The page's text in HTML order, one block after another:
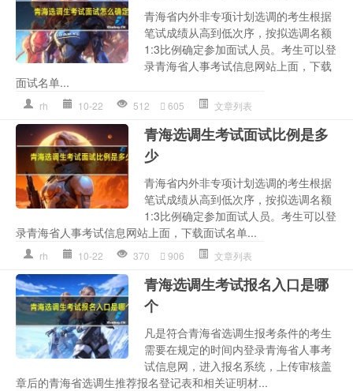
青海省内外非专项计划选调的考生根据
笔试成绩从高到低次序，按拟选调名额
1:3比例确定参加面试人员。考生可以登
录青海省人事考试信息网站上面，下载
面试名单...
rh 10-22 512 605 文章列表
青海选调生考试面试比例是多
少
青海省内外非专项计划选调的考生根据
笔试成绩从高到低次序，按拟选调名额
1:3比例确定参加面试人员。考生可以登
录青海省人事考试信息网站上面，下载面试名单...
rh 10-22 370 906 文章列表
青海选调生考试报名入口是哪
个
凡是符合青海省选调生报考条件的考生
需要在规定的时间内登录青海省人事考
试信息网，进入报名系统，上传审核盖
章后的青海省选调生推荐报名登记表和相关证明材...